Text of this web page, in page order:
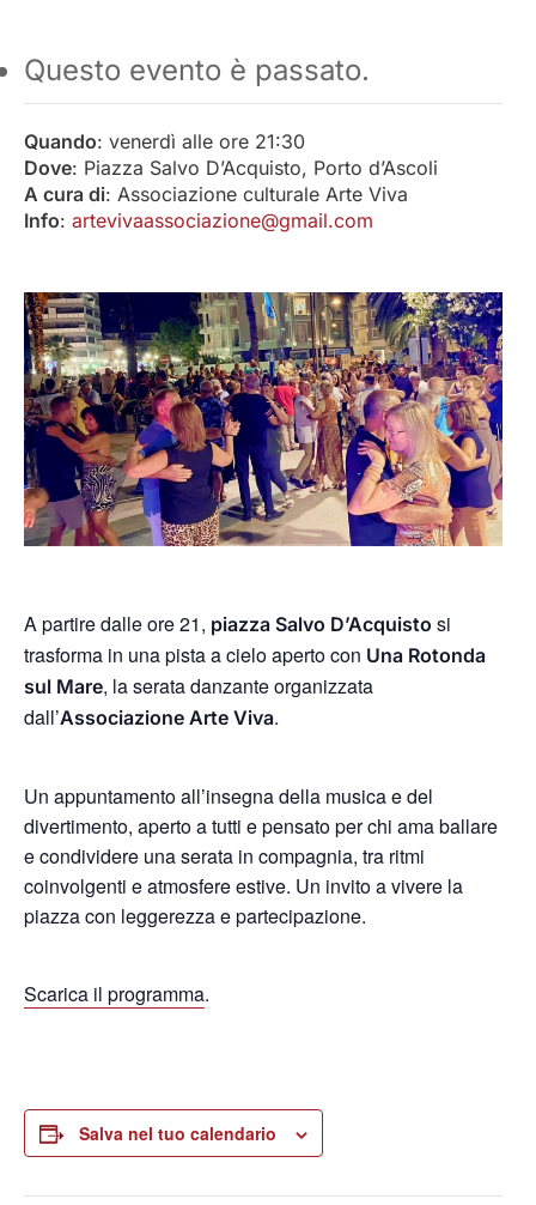
Questo evento è passato.
Quando: venerdì alle ore 21:30
Dove: Piazza Salvo D’Acquisto, Porto d’Ascoli
A cura di: Associazione culturale Arte Viva
Info:artevivaassociazione@gmail.com
A partire dalle ore 21, piazza Salvo D’Acquisto si
trasforma in una pista a cielo aperto con Una Rotonda
sul Mare, la serata danzante organizzata
dall’Associazione Arte Viva.
Un appuntamento all’insegna della musica e del
divertimento, aperto a tutti e pensato per chi ama ballare
e condividere una serata in compagnia, tra ritmi
coinvolgenti e atmosfere estive. Un invito a vivere la
piazza con leggerezza e partecipazione.
Scarica il programma.
Salva nel tuo calendario